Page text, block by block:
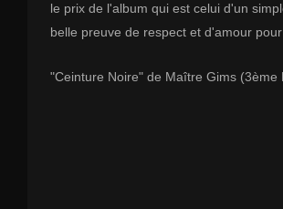
le prix de l'album qui est celui d'un
belle preuve de respect et d'amour pour
"Ceinture Noire" de Maître Gims (3ème